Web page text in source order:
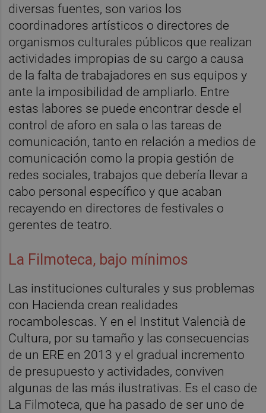
diversas fuentes, son varios los
coordinadores artísticos o directores de
organismos culturales públicos que realizan
actividades impropias de su cargo a causa
de la falta de trabajadores en sus equipos y
ante la imposibilidad de ampliarlo. Entre
estas labores se puede encontrar desde el
control de aforo en sala o las tareas de
comunicación, tanto en relación a medios de
comunicación como la propia gestión de
redes sociales, trabajos que debería llevar a
cabo personal específico y que acaban
recayendo en directores de festivales o
gerentes de teatro.
La Filmoteca, bajo mínimos
Las instituciones culturales y sus problemas
con Hacienda crean realidades
rocambolescas. Y en el Institut Valencià de
Cultura, por su tamaño y las consecuencias
de un ERE en 2013 y el gradual incremento
de presupuesto y actividades, conviven
algunas de las más ilustrativas. Es el caso de
La Filmoteca, que ha pasado de ser uno de